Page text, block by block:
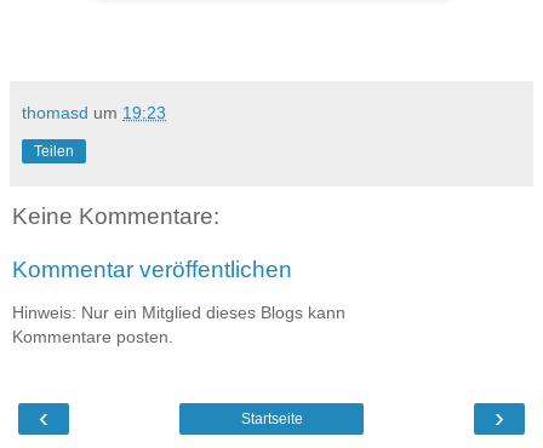
thomasd um 19:23
Teilen
Keine Kommentare:
Kommentar veröffentlichen
Hinweis: Nur ein Mitglied dieses Blogs kann
Kommentare posten.
‹ ›
Startseite